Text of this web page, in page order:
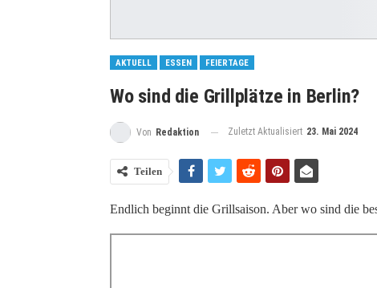
AKTUELL ESSEN FEIERTAGE
Wo sind die Grillplätze in Berlin?
Von Redaktion Zuletzt Aktualisiert 23. Mai 2024
Teilen
Endlich beginnt die Grillsaison. Aber wo sind die